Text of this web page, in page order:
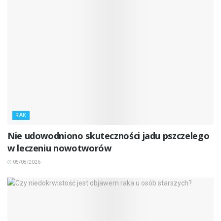
RAK
Nie udowodniono skuteczności jadu pszczelego
w leczeniu nowotworów
05/08/2026